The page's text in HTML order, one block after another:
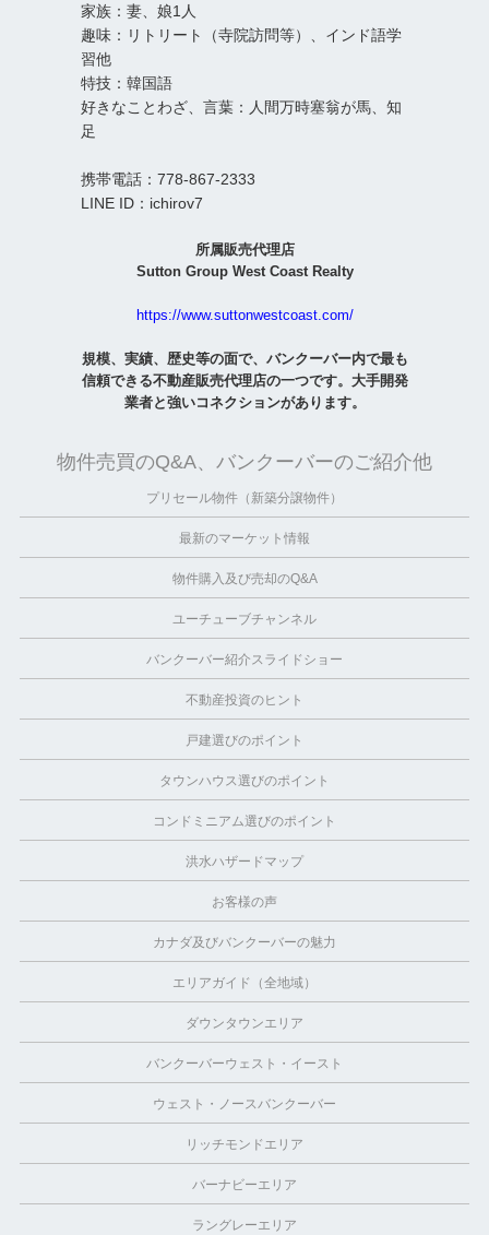
家族：妻、娘1人
趣味：リトリート（寺院訪問等）、インド語学
習他
特技：韓国語
好きなことわざ、言葉：人間万時塞翁が馬、知
足
携帯電話：778-867-2333
LINE ID：ichirov7
所属販売代理店
Sutton Group West Coast Realty
https://www.suttonwestcoast.com/
規模、実績、歴史等の面で、バンクーバー内で最も
信頼できる不動産販売代理店の一つです。大手開発
業者と強いコネクションがあります。
物件売買のQ&A、バンクーバーのご紹介他
プリセール物件（新築分譲物件）
最新のマーケット情報
物件購入及び売却のQ&A
ユーチューブチャンネル
バンクーバー紹介スライドショー
不動産投資のヒント
戸建選びのポイント
タウンハウス選びのポイント
コンドミニアム選びのポイント
洪水ハザードマップ
お客様の声
カナダ及びバンクーバーの魅力
エリアガイド（全地域）
ダウンタウンエリア
バンクーバーウェスト・イースト
ウェスト・ノースバンクーバー
リッチモンドエリア
バーナビーエリア
ラングレーエリア